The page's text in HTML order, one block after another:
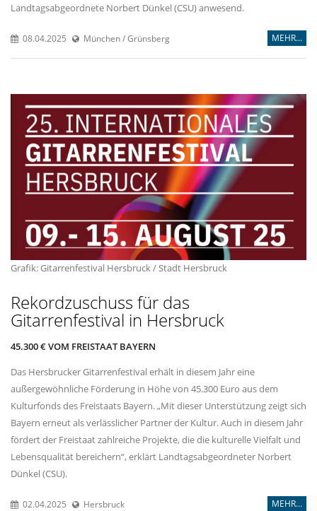
Landtagsabgeordnete Norbert Dünkel (CSU) anwesend.
08.04.2025 München / Grünsberg MEHR...
Grafik: Gitarrenfestival Hersbruck / Stadt Hersbruck
Rekordzuschuss für das
Gitarrenfestival in Hersbruck
45.300 € VOM FREISTAAT BAYERN
Das Hersbrucker Gitarrenfestival erhält in diesem Jahr eine
außergewöhnliche Förderung in Höhe von 45.300 Euro aus dem
Kulturfonds des Freistaats Bayern. „Mit dieser Unterstützung zeigt sich
Bayern erneut als verlässlicher Partner der Kultur. Auch in diesem Jahr
fördert der Freistaat zahlreiche Projekte, die die kulturelle Vielfalt und
Lebensqualität bereichern“, erklärt Landtagsabgeordneter Norbert
Dünkel (CSU).
02.04.2025 Hersbruck MEHR...